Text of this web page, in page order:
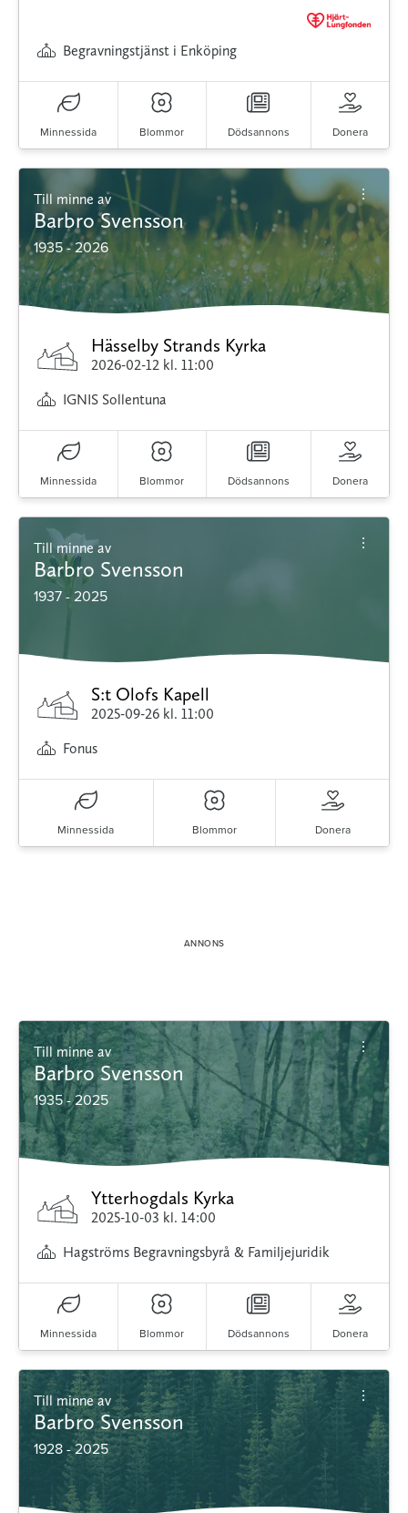
Begravningstjänst i Enköping
Minnessida Blommor Dödsannons Donera
Till minne av
Barbro Svensson
1935 - 2026
Hässelby Strands Kyrka
2026-02-12 kl. 11:00
IGNIS Sollentuna
Minnessida Blommor Dödsannons Donera
Till minne av
Barbro Svensson
1937 - 2025
S:t Olofs Kapell
2025-09-26 kl. 11:00
Fonus
Minnessida Blommor Donera
Till minne av
Barbro Svensson
1935 - 2025
Ytterhogdals Kyrka
2025-10-03 kl. 14:00
Hagströms Begravningsbyrå & Familjejuridik
Minnessida Blommor Dödsannons Donera
Till minne av
Barbro Svensson
1928 - 2025